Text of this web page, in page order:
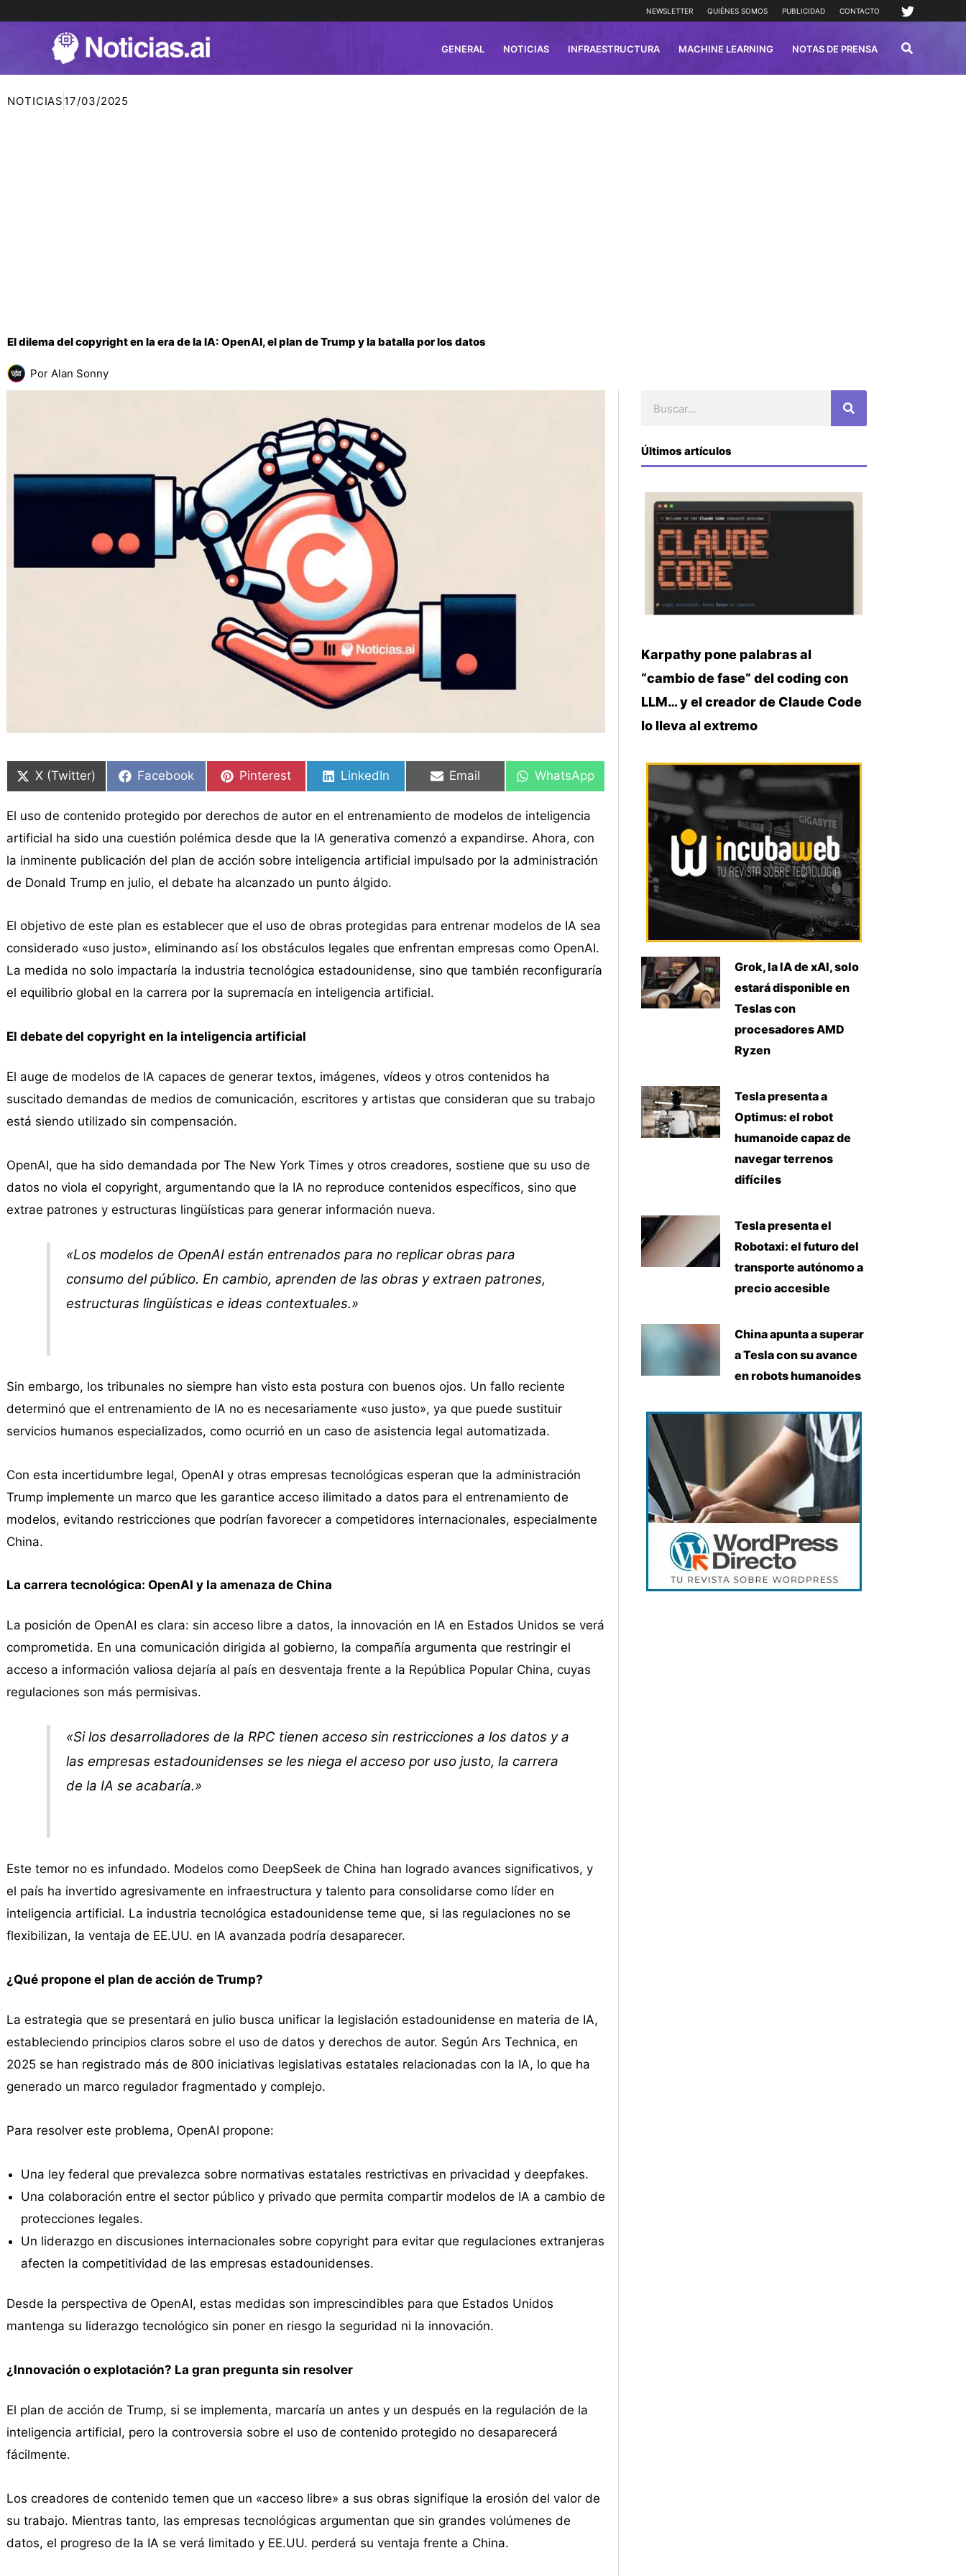
NEWSLETTER QUIÉNES SOMOS PUBLICIDAD CONTACTO
GENERAL NOTICIAS INFRAESTRUCTURA MACHINE LEARNING NOTAS DE PRENSA
NOTICIAS 17/03/2025
El dilema del copyright en la era de la IA: OpenAI, el plan de Trump y la batalla por los datos
Por Alan Sonny
en
X (Twitter)
en
Facebook
en
Pinterest
en
LinkedIn
en
Email
en
WhatsApp
El uso de contenido protegido por derechos de autor en el entrenamiento de modelos de inteligencia
artificial ha sido una cuestión polémica desde que la IA generativa comenzó a expandirse. Ahora, con
la inminente publicación del plan de acción sobre inteligencia artificial impulsado por la administración
de Donald Trump en julio, el debate ha alcanzado un punto álgido.
El objetivo de este plan es establecer que el uso de obras protegidas para entrenar modelos de IA sea
considerado «uso justo», eliminando así los obstáculos legales que enfrentan empresas como OpenAI.
La medida no solo impactaría la industria tecnológica estadounidense, sino que también reconfiguraría
el equilibrio global en la carrera por la supremacía en inteligencia artificial.
El debate del copyright en la inteligencia artificial
El auge de modelos de IA capaces de generar textos, imágenes, vídeos y otros contenidos ha
suscitado demandas de medios de comunicación, escritores y artistas que consideran que su trabajo
está siendo utilizado sin compensación.
OpenAI, que ha sido demandada por The New York Times y otros creadores, sostiene que su uso de
datos no viola el copyright, argumentando que la IA no reproduce contenidos específicos, sino que
extrae patrones y estructuras lingüísticas para generar información nueva.
«Los modelos de OpenAI están entrenados para no replicar obras para
consumo del público. En cambio, aprenden de las obras y extraen patrones,
estructuras lingüísticas e ideas contextuales.»
Sin embargo, los tribunales no siempre han visto esta postura con buenos ojos. Un fallo reciente
determinó que el entrenamiento de IA no es necesariamente «uso justo», ya que puede sustituir
servicios humanos especializados, como ocurrió en un caso de asistencia legal automatizada.
Con esta incertidumbre legal, OpenAI y otras empresas tecnológicas esperan que la administración
Trump implemente un marco que les garantice acceso ilimitado a datos para el entrenamiento de
modelos, evitando restricciones que podrían favorecer a competidores internacionales, especialmente
China.
La carrera tecnológica: OpenAI y la amenaza de China
La posición de OpenAI es clara: sin acceso libre a datos, la innovación en IA en Estados Unidos se verá
comprometida. En una comunicación dirigida al gobierno, la compañía argumenta que restringir el
acceso a información valiosa dejaría al país en desventaja frente a la República Popular China, cuyas
regulaciones son más permisivas.
«Si los desarrolladores de la RPC tienen acceso sin restricciones a los datos y a
las empresas estadounidenses se les niega el acceso por uso justo, la carrera
de la IA se acabaría.»
Este temor no es infundado. Modelos como DeepSeek de China han logrado avances significativos, y
el país ha invertido agresivamente en infraestructura y talento para consolidarse como líder en
inteligencia artificial. La industria tecnológica estadounidense teme que, si las regulaciones no se
flexibilizan, la ventaja de EE.UU. en IA avanzada podría desaparecer.
¿Qué propone el plan de acción de Trump?
La estrategia que se presentará en julio busca unificar la legislación estadounidense en materia de IA,
estableciendo principios claros sobre el uso de datos y derechos de autor. Según Ars Technica, en
2025 se han registrado más de 800 iniciativas legislativas estatales relacionadas con la IA, lo que ha
generado un marco regulador fragmentado y complejo.
Para resolver este problema, OpenAI propone:
Una ley federal que prevalezca sobre normativas estatales restrictivas en privacidad y deepfakes.
Una colaboración entre el sector público y privado que permita compartir modelos de IA a cambio de
protecciones legales.
Un liderazgo en discusiones internacionales sobre copyright para evitar que regulaciones extranjeras
afecten la competitividad de las empresas estadounidenses.
Desde la perspectiva de OpenAI, estas medidas son imprescindibles para que Estados Unidos
mantenga su liderazgo tecnológico sin poner en riesgo la seguridad ni la innovación.
¿Innovación o explotación? La gran pregunta sin resolver
El plan de acción de Trump, si se implementa, marcaría un antes y un después en la regulación de la
inteligencia artificial, pero la controversia sobre el uso de contenido protegido no desaparecerá
fácilmente.
Los creadores de contenido temen que un «acceso libre» a sus obras signifique la erosión del valor de
su trabajo. Mientras tanto, las empresas tecnológicas argumentan que sin grandes volúmenes de
datos, el progreso de la IA se verá limitado y EE.UU. perderá su ventaja frente a China.
en
en
en
en
en
en
Últimos artículos
Karpathy pone palabras al
“cambio de fase” del coding con
LLM… y el creador de Claude Code
lo lleva al extremo
Grok, la IA de xAI, solo
estará disponible en
Teslas con
procesadores AMD
Ryzen
Tesla presenta a
Optimus: el robot
humanoide capaz de
navegar terrenos
difíciles
Tesla presenta el
Robotaxi: el futuro del
transporte autónomo a
precio accesible
China apunta a superar
a Tesla con su avance
en robots humanoides